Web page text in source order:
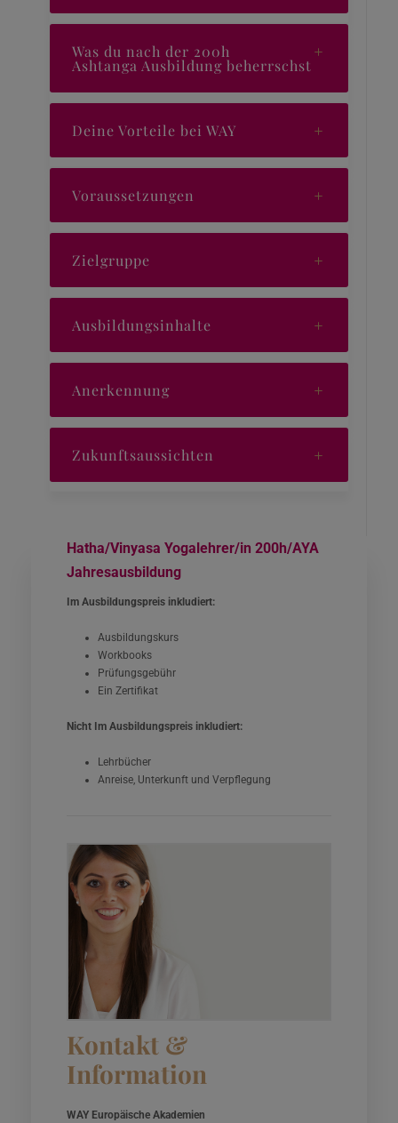
Was du nach der 200h
Ashtanga Ausbildung beherrschst
Deine Vorteile bei WAY
Voraussetzungen
Zielgruppe
Ausbildungsinhalte
Anerkennung
Zukunftsaussichten
Hatha/Vinyasa Yogalehrer/in 200h/AYA
Jahresausbildung
Im Ausbildungspreis inkludiert:
Ausbildungskurs
Workbooks
Prüfungsgebühr
Ein Zertifikat
Nicht Im Ausbildungspreis inkludiert:
Lehrbücher
Anreise, Unterkunft und Verpflegung
Kontakt &
Information
WAY Europäische Akademien